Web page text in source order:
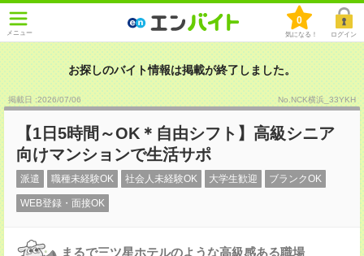
メニュー
0
気になる！ ログイン
お探しのバイト情報は掲載が終了しました。
掲載日 :2026/07/06 No.NCK横浜_33YKH
【1日5時間～OK＊自由シフト】高級シニア
向けマンションで生活サポ
派遣 職種未経験OK 社会人未経験OK 大学生歓迎 ブランクOK
WEB登録・面接OK
まるで三ツ星ホテルのような高級感ある職場